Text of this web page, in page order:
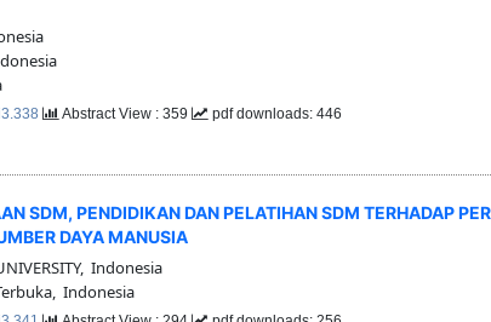
Abstract View : 359 pdf downloads: 446
SDM, PENDIDIKAN DAN PELATIHAN SDM TERHADAP
DAYA MANUSIA
Indonesia
Indonesia